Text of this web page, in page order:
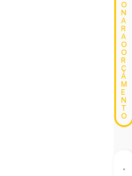
O
N
A
R
A
O
O
R
Ç
A
M
E
N
T
O